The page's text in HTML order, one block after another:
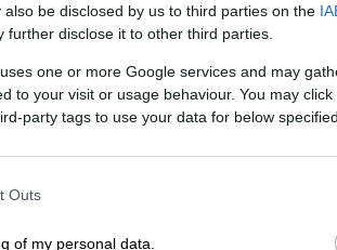
be disclosed by us to third parties on the
further disclose it to other third parties.
one or more Google services and may
to your visit or usage behaviour. You may
party tags to use your data for below
Outs
of my personal data.
17:50
Λόρενς
στη νέα ταινία
Σκορσέζε
μετά το 2021 και την